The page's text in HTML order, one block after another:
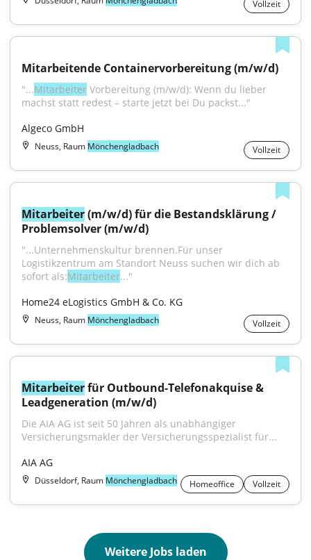
Vollzeit
Mitarbeitende Containervorbereitung (m/w/d)
"...Mitarbeiter Vorbereitung (m/w/d): Wenn du lieber
machst statt redest – starte jetzt bei Du packst..."
Algeco GmbH
Neuss, Raum Mönchengladbach Vollzeit
Mitarbeiter (m/w/d) für die Bestandsklärung /
Problemsolver (m/w/d)
"...Unternehmenskultur brennen.Für unser
Logistikzentrum am Standort Neuss suchen wir dich ab
sofort als:Mitarbeiter..."
Home24 eLogistics GmbH & Co. KG
Neuss, Raum Mönchengladbach Vollzeit
Mitarbeiter für Outbound-Telefonakquise &
Leadgeneration (m/w/d)
Die AIA AG ist seit 50 Jahren als unabhängiger
Versicherungsmakler der Versicherungsspezialist für...
AIA AG
Düsseldorf, Raum Mönchengladbach Homeoffice Vollzeit
Weitere Jobs laden